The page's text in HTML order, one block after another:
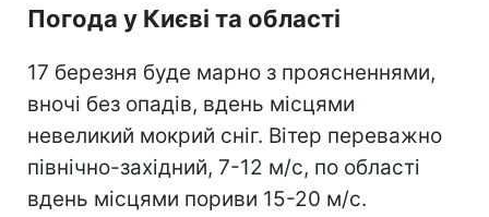
Погода у Києві та області
17 березня буде марно з проясненнями,
вночі без опадів, вдень місцями
невеликий мокрий сніг. Вітер переважно
північно-західний, 7-12 м/с, по області
вдень місцями пориви 15-20 м/с.